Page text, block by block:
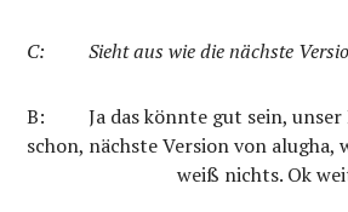
C: Sieht aus wie die nächste
B: Ja das könnte gut sein, unser
schon, nächste Version von
weiß nichts. Ok